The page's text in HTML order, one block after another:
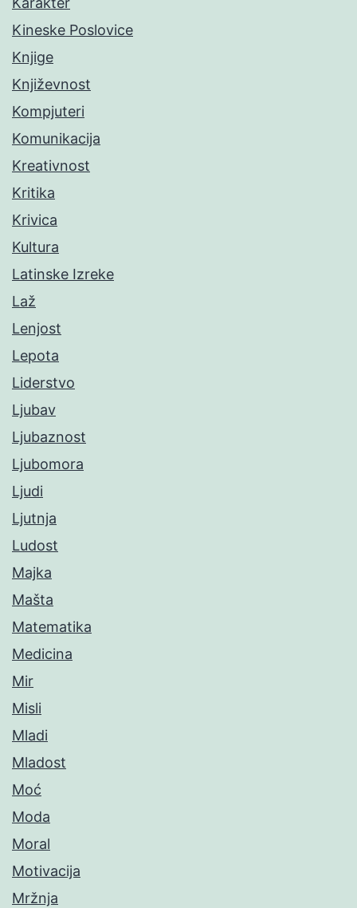
Kineske Poslovice
Knjige
Književnost
Kompjuteri
Komunikacija
Kreativnost
Kritika
Krivica
Kultura
Latinske Izreke
Laž
Lenjost
Lepota
Liderstvo
Ljubav
Ljubaznost
Ljubomora
Ljudi
Ljutnja
Ludost
Majka
Mašta
Matematika
Medicina
Mir
Misli
Mladi
Mladost
Moć
Moda
Moral
Motivacija
Mržnja